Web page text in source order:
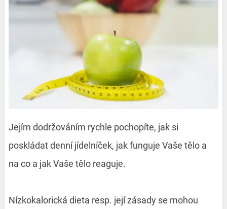
Jejím dodržováním rychle pochopíte, jak si
poskládat denní jídelníček, jak funguje Vaše tělo a
na co a jak Vaše tělo reaguje.
Nízkokalorická dieta resp. její zásady se mohou